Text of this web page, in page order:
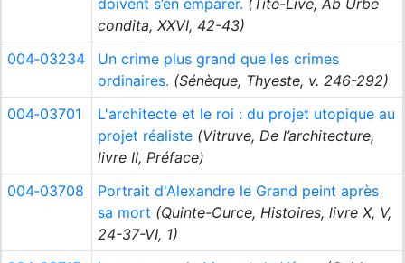
doivent s’en emparer. (Tite-Live, Ab Urbe
condita, XXVI, 42-43)
004‑03234
Un crime plus grand que les crimes
ordinaires. (Sénèque, Thyeste, v. 246-292)
004‑03701
L'architecte et le roi : du projet utopique au
projet réaliste (Vitruve, De l’architecture,
livre II, Préface)
004‑03708
Portrait d'Alexandre le Grand peint après
sa mort (Quinte-Curce, Histoires, livre X, V,
24-37-VI, 1)